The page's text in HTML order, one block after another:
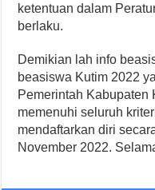
ketentuan dalam
berlaku.
Demikian lah info
beasiswa Kutim 2022
Pemerintah Kabupaten
memenuhi seluruh
mendaftarkan diri
November 2022.